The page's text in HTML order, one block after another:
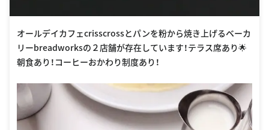
オールデイカフェcrisscrossとパンを粉から焼き上げるベーカ
リーbreadworksの２店舗が存在しています！テラス席あり🌟
朝食あり！コーヒーおかわり制度あり！